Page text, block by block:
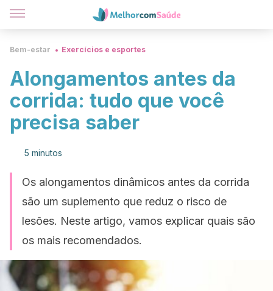
Bem-estar Exercícios e esportes
Alongamentos antes da
corrida: tudo que você
precisa saber
5 minutos
Os alongamentos dinâmicos antes da corrida
são um suplemento que reduz o risco de
lesões. Neste artigo, vamos explicar quais são
os mais recomendados.